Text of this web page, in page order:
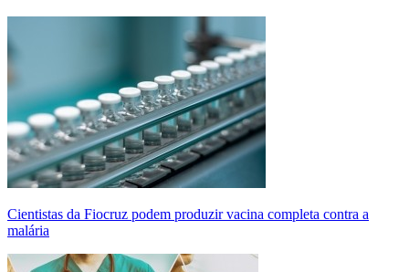
Cientistas da Fiocruz podem produzir vacina completa contra a
malária